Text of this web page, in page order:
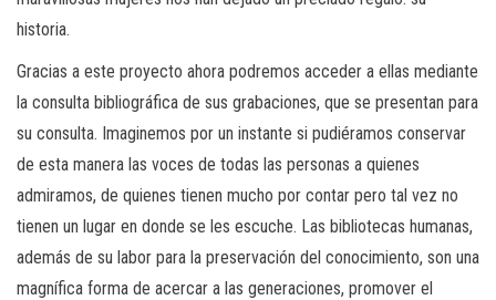
historia.
Gracias a este proyecto ahora podremos acceder a ellas mediante
la consulta bibliográfica de sus grabaciones, que se presentan para
su consulta. Imaginemos por un instante si pudiéramos conservar
de esta manera las voces de todas las personas a quienes
admiramos, de quienes tienen mucho por contar pero tal vez no
tienen un lugar en donde se les escuche. Las bibliotecas humanas,
además de su labor para la preservación del conocimiento, son una
magnífica forma de acercar a las generaciones, promover el